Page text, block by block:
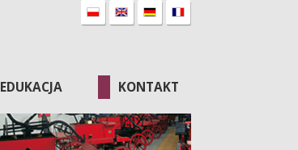
EDUKACJA KONTAKT